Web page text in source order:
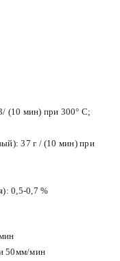
(10 мин) при 300° С;
37 г / (10 мин) при
0,5-0,7 %
50мм/мин